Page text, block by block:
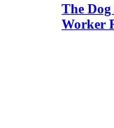
The
Worker